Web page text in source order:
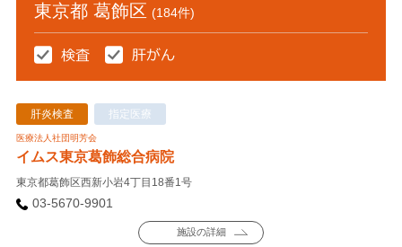
東京都 葛飾区 (184件)
肝炎検査 指定医療
医療法人社団明芳会
イムス東京葛飾総合病院
東京都葛飾区西新小岩4丁目18番1号
03-5670-9901
施設の詳細